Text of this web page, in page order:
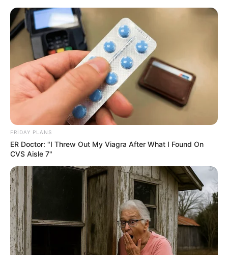
qərar:
qaydaları
Zakir Həsənov Hava
Komandanlığına
VİDEO
​Yaşlandıqca daha da gözəlləşən 4 bürc
FRIDAY PLANS
ER Doctor: "I Threw Out My Viagra After What I Found On
CVS Aisle 7"